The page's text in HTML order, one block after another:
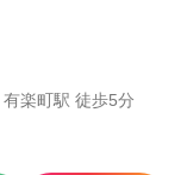
楽町駅 徒歩5分